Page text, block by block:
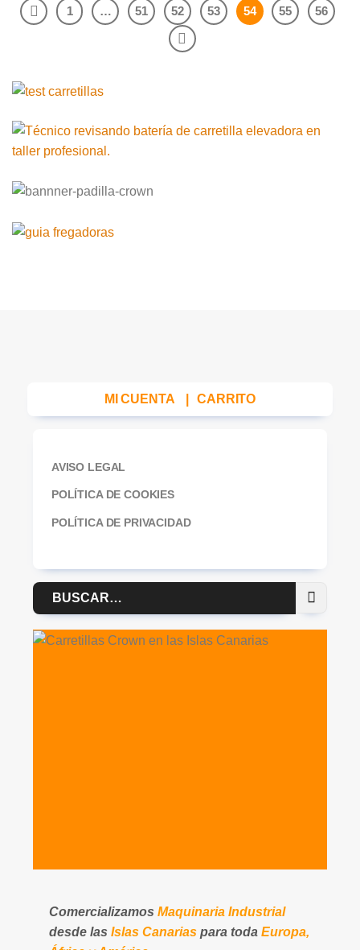
1 … 51 52 53 54 55 56
MI CUENTA CARRITO
AVISO LEGAL
POLÍTICA DE COOKIES
POLÍTICA DE PRIVACIDAD
Buscar
por:
ComercializamosMaquinaria Industrial
desde lasIslas Canarias para todaEuropa,